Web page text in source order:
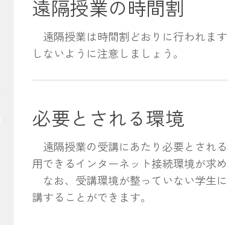
遠隔授業の時間割
遠隔授業は時間割どおりに行われます
しないように注意しましょう。
必要とされる環境
遠隔授業の受講にあたり必要とされ
用できるインターネット接続環境が求め
なお、受講環境が整っていない学生
講することができます。